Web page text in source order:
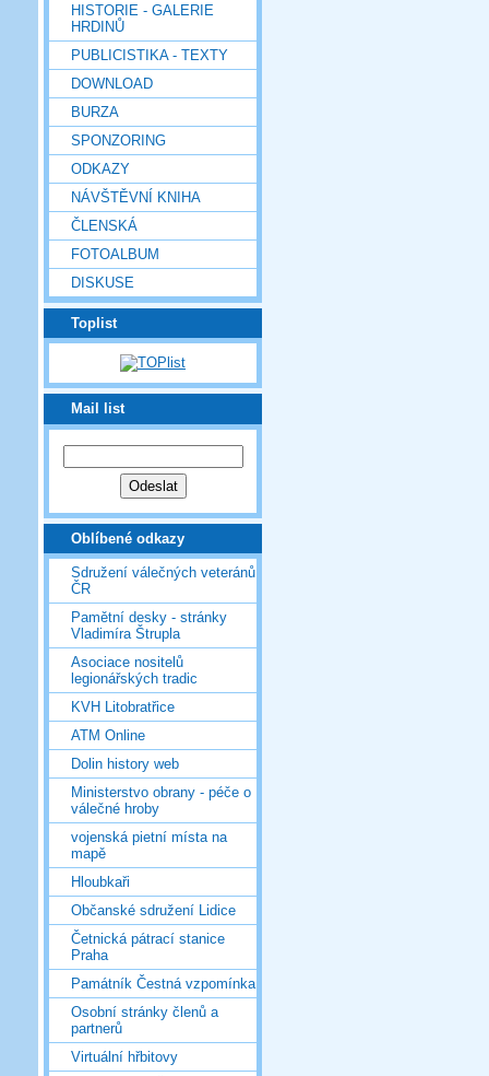
HISTORIE - GALERIE
HRDINŮ
PUBLICISTIKA - TEXTY
DOWNLOAD
BURZA
SPONZORING
ODKAZY
NÁVŠTĚVNÍ KNIHA
ČLENSKÁ
FOTOALBUM
DISKUSE
Toplist
Mail list
Oblíbené odkazy
Sdružení válečných veteránů
ČR
Pamětní desky - stránky
Vladimíra Štrupla
Asociace nositelů
legionářských tradic
KVH Litobratřice
ATM Online
Dolin history web
Ministerstvo obrany - péče o
válečné hroby
vojenská pietní místa na
mapě
Hloubkaři
Občanské sdružení Lidice
Četnická pátrací stanice
Praha
Památník Čestná vzpomínka
Osobní stránky členů a
partnerů
Virtuální hřbitovy